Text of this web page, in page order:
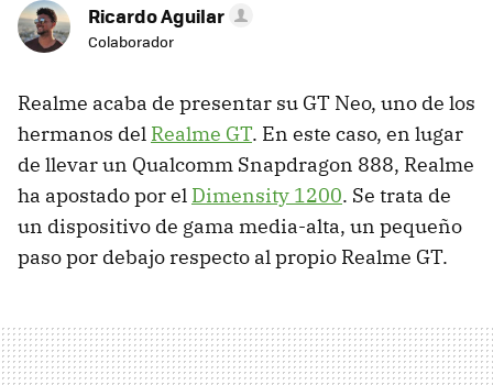
Ricardo Aguilar
Colaborador
Realme acaba de presentar su GT Neo, uno de los
hermanos del Realme GT. En este caso, en lugar
de llevar un Qualcomm Snapdragon 888, Realme
ha apostado por el Dimensity 1200. Se trata de
un dispositivo de gama media-alta, un pequeño
paso por debajo respecto al propio Realme GT.